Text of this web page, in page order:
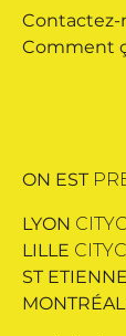
Contactez-
Comment
ON EST
LYON
LILLE
ST ETIENNE
MONTRÉAL